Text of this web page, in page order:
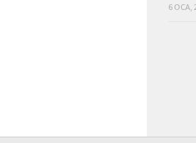
6 OCA,